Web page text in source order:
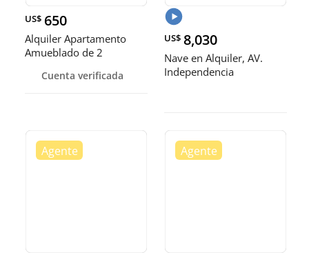
US$ 650
Alquiler Apartamento
Amueblado de 2
Ciudad Nueva
Cuenta verificada
US$ 8,030
Nave en Alquiler, AV.
Independencia